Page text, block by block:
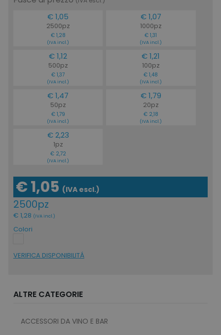
€ 1,05
2500pz
€ 1,28
(IVA incl.)
€ 1,07
1000pz
€ 1,31
(IVA incl.)
€ 1,12
500pz
€ 1,37
(IVA incl.)
€ 1,21
100pz
€ 1,48
(IVA incl.)
€ 1,47
50pz
€ 1,79
(IVA incl.)
€ 1,79
20pz
€ 2,18
(IVA incl.)
€ 2,23
1pz
€ 2,72
(IVA incl.)
€ 1,05 (IVA escl.)
2500pz
€ 1,28 (IVA incl.)
Colori
VERIFICA DISPONIBILITÁ
ALTRE CATEGORIE
ACCESSORI DA VINO E BAR